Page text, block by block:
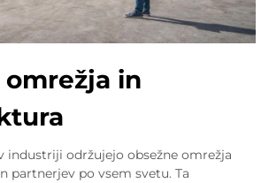
omrežja in
industriji održujejo obsežne omrežja
partnerjev po vsem svetu. Ta